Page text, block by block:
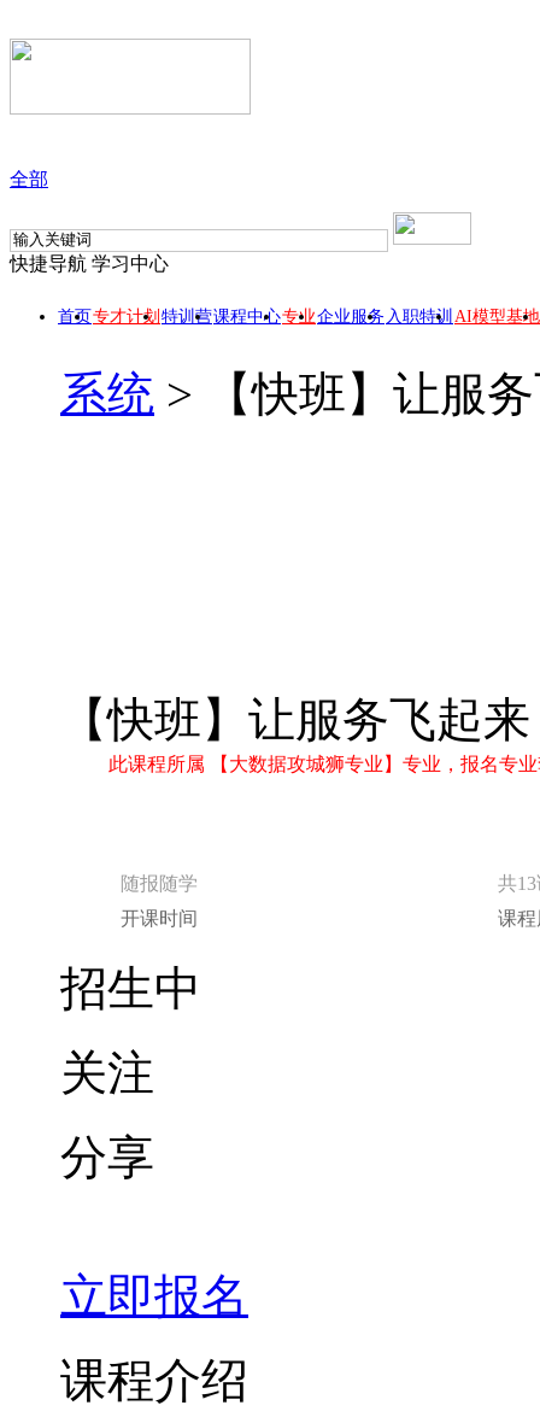
全部
快捷导航 学习中心
首页专才计划 特训营课程中心专业企业服务 入职特训 AI模型基地
系统 > 【快班】让服
【快班】让服务飞起
此课程所属 【大数据攻城狮专业】专业，报名专
随报随学
共
开课时间
课
招生中
关注
分享
立即报名
课程介绍